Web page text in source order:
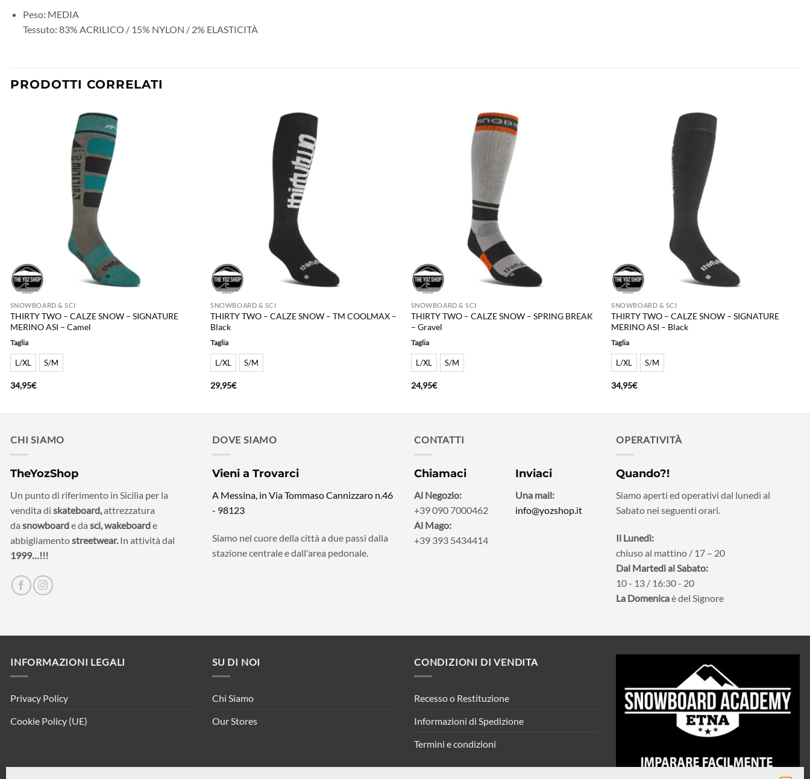
Peso: MEDIA
Tessuto: 83% ACRILICO / 15% NYLON / 2% ELASTICITÀ
PRODOTTI CORRELATI
SNOWBOARD & SCI
THIRTY TWO – CALZE SNOW – SIGNATURE
MERINO ASI – Camel
Taglia
L/XL S/M
34,95€
SNOWBOARD & SCI
THIRTY TWO – CALZE SNOW – TM COOLMAX –
Black
Taglia
L/XL S/M
29,95€
SNOWBOARD & SCI
THIRTY TWO – CALZE SNOW – SPRING BREAK
– Gravel
Taglia
L/XL S/M
24,95€
SNOWBOARD & SCI
THIRTY TWO – CALZE SNOW – SIGNATURE
MERINO ASI – Black
Taglia
L/XL S/M
34,95€
CHI SIAMO
TheYozShop
Un punto di riferimento in Sicilia per la
vendita di skateboard,attrezzatura
da snowboarde da sci,wakeboarde
abbigliamentostreetwear. In attività dal
1999…!!!
DOVE SIAMO
Vieni a Trovarci
A Messina, in Via Tommaso Cannizzaro n.46
- 98123
Siamo nel cuore della città a due passi dalla
stazione centrale e dall'area pedonale.
CONTATTI
Chiamaci
Al Negozio:
+39 090 7000462
Al Mago:
+39 393 5434414
Inviaci
Una mail:
info@yozshop.it
OPERATIVITÀ
Quando?!
Siamo aperti ed operativi dal lunedì al
Sabato nei seguenti orari.
Il Lunedì:
chiuso al mattino / 17 – 20
Dal Martedì al Sabato:
10 - 13 / 16:30 - 20
La Domenicaè del Signore
INFORMAZIONI LEGALI
Privacy Policy
Cookie Policy (UE)
SU DI NOI
Chi Siamo
Our Stores
CONDIZIONI DI VENDITA
Recesso o Restituzione
Informazioni di Spedizione
Termini e condizioni